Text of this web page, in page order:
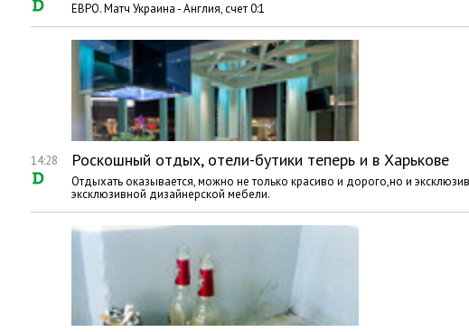
ЕВРО. Матч Украина - Англия, счет 0:1
14:28 Роскошный отдых, отели-бутики теперь и в Харькове
Отдыхать оказывается, можно не только красиво и дорого,но и
эксклюзивной дизайнерской мебели.